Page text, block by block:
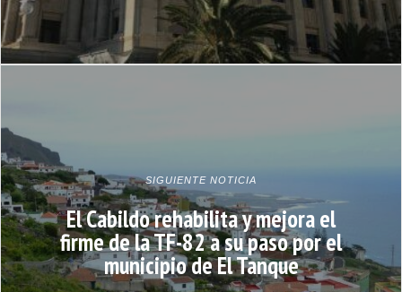
SIGUIENTE NOTICIA
El Cabildo rehabilita y mejora el
firme de la TF-82 a su paso por el
municipio de El Tanque